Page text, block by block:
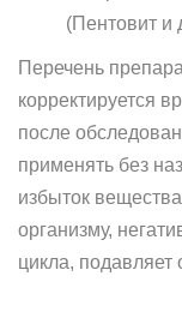
(Пентовит и
Перечень
корректируется
после
применять без
избыток
организму,
цикла, подавляет